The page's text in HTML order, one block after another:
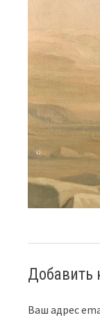
Добавить
Ваш адрес